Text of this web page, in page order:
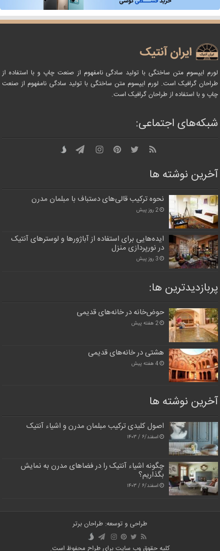
لورم ایپسوم متن ساختگی با تولید سادگی نامفهوم از صنعت چاپ و با استفاده از
طراحان گرافیک است. لورم ایپسوم متن ساختگی با تولید سادگی نامفهوم از صنعت
چاپ و با استفاده از طراحان گرافیک است.
شبکه‌های اجتماعی:
آخرین نوشته ها
نحوه ترکیب قالی‌های دستباف با مبلمان مدرن
2 روز پیش
ایده‌هایی برای استفاده از آباژورها و لوسترهای آنتیک
در نورپردازی منزل
3 روز پیش
پربازدیدترین‌ ها:
حوض‌خانه در خانه‌های قدیمی
2 هفته پیش
هشتی در خانه‌های قدیمی
4 هفته پیش
آخرین نوشته ها
اصول کلیدی ترکیب مبلمان مدرن و اشیاء آنتیک
اسفند/۶ / ۱۴۰۳
چگونه اشیاء آنتیک را در فضاهای مدرن به نمایش
بگذاریم؟
اسفند/۶ / ۱۴۰۳
طراحی و توسعه: طراحان برتر
کلیه حقوق وب سایت برای طراح محفوظ است.